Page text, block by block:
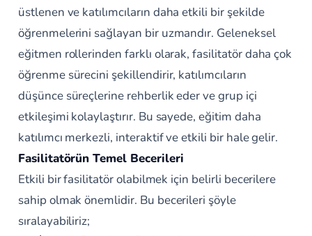
üstlenen ve katılımcıların daha etkili bir şekilde
öğrenmelerini sağlayan bir uzmandır. Geleneksel
eğitmen rollerinden farklı olarak, fasilitatör daha çok
öğrenme sürecini şekillendirir, katılımcıların
düşünce süreçlerine rehberlik eder ve grup içi
etkileşimi kolaylaştırır. Bu sayede, eğitim daha
katılımcı merkezli, interaktif ve etkili bir hale gelir.
Fasilitatörün Temel Becerileri
Etkili bir fasilitatör olabilmek için belirli becerilere
sahip olmak önemlidir. Bu becerileri şöyle
sıralayabiliriz;